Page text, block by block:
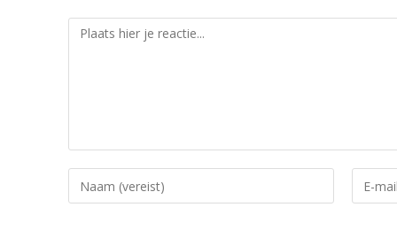
Jun 21, 2025 • 32:41